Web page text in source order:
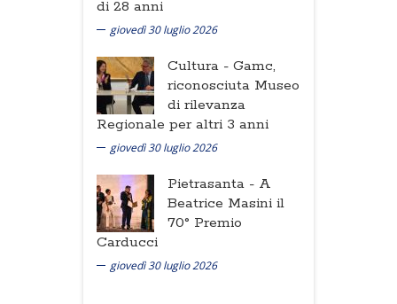
di 28 anni
giovedì 30 luglio 2026
Cultura - Gamc,
riconosciuta Museo
di rilevanza
Regionale per altri 3 anni
giovedì 30 luglio 2026
Pietrasanta - A
Beatrice Masini il
70° Premio
Carducci
giovedì 30 luglio 2026